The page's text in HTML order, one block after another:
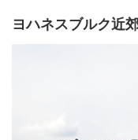
ヨハネスブルク近